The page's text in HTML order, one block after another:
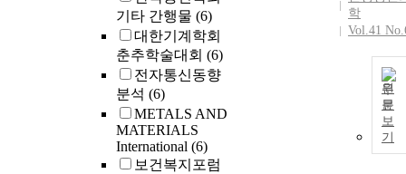
기타 간행물 (6)
대한기계학회
춘추학술대회 (6)
전자통신동향
분석 (6)
METALS AND
MATERIALS
International (6)
보건복지포럼
학
Vol.41
원
문
보
기